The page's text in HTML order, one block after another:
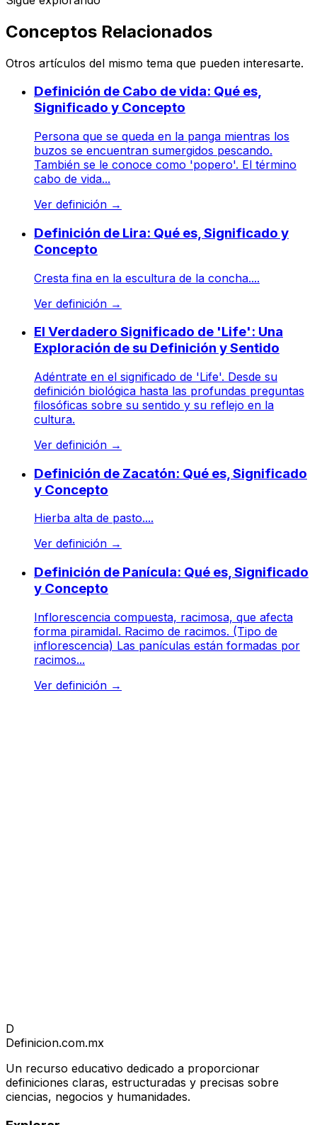
Conceptos Relacionados
Otros artículos del mismo tema que pueden interesarte.
Definición de Cabo de vida: Qué es,
Significado y Concepto
Persona que se queda en la panga mientras los
buzos se encuentran sumergidos pescando.
También se le conoce como 'popero'. El término
cabo de vida...
Ver definición →
Definición de Lira: Qué es, Significado y
Concepto
Cresta fina en la escultura de la concha....
Ver definición →
El Verdadero Significado de 'Life': Una
Exploración de su Definición y Sentido
Adéntrate en el significado de 'Life'. Desde su
definición biológica hasta las profundas preguntas
filosóficas sobre su sentido y su reflejo en la
cultura.
Ver definición →
Definición de Zacatón: Qué es, Significado
y Concepto
Hierba alta de pasto....
Ver definición →
Definición de Panícula: Qué es, Significado
y Concepto
Inflorescencia compuesta, racimosa, que afecta
forma piramidal. Racimo de racimos. (Tipo de
inflorescencia) Las panículas están formadas por
racimos...
Ver definición →
D
Definicion.com.mx
Un recurso educativo dedicado a proporcionar
definiciones claras, estructuradas y precisas sobre
ciencias, negocios y humanidades.